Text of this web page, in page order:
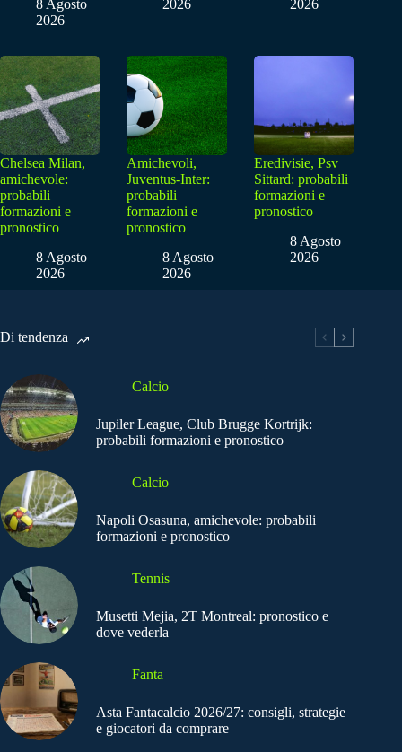
8 Agosto
2026
2026
2026
Chelsea Milan,
amichevole:
probabili
formazioni e
pronostico
8 Agosto
2026
Amichevoli,
Juventus-Inter:
probabili
formazioni e
pronostico
8 Agosto
2026
Eredivisie, Psv
Sittard: probabili
formazioni e
pronostico
8 Agosto
2026
Di tendenza
Calcio
Jupiler League, Club Brugge Kortrijk:
probabili formazioni e pronostico
Calcio
Napoli Osasuna, amichevole: probabili
formazioni e pronostico
Tennis
Musetti Mejia, 2T Montreal: pronostico e
dove vederla
Fanta
Asta Fantacalcio 2026/27: consigli, strategie
e giocatori da comprare